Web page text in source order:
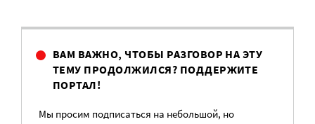
ВАМ ВАЖНО, ЧТОБЫ РАЗГОВОР НА ЭТУ
ТЕМУ ПРОДОЛЖИЛСЯ? ПОДДЕРЖИТЕ
ПОРТАЛ!
Мы просим подписаться на небольшой, но